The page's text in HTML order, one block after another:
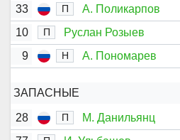
33 П А. Поликарпов
10 П
Руслан Розыев
9
Н А. Пономарев
ЗАПАСНЫЕ
28 П М. Данильянц